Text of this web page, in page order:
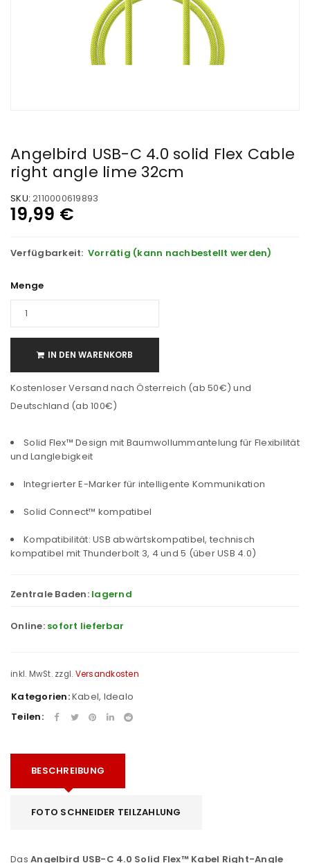
Angelbird USB-C 4.0 solid Flex Cable
right angle lime 32cm
SKU: 2110000619893
19,99 €
Verfügbarkeit: Vorrätig (kann nachbestellt werden)
Menge
IN DEN WARENKORB
Kostenloser Versand nach Österreich (ab 50€) und
Deutschland (ab 100€)
Solid Flex™ Design mit Baumwollummantelung für Flexibilität
und Langlebigkeit
Integrierter E-Marker für intelligente Kommunikation
Solid Connect™ kompatibel
Kompatibilität: USB abwärtskompatibel, technisch
kompatibel mit Thunderbolt 3, 4 und 5 (über USB 4.0)
Zentrale Baden: lagernd
Online: sofort lieferbar
inkl. MwSt. zzgl. Versandkosten
Kategorien:Kabel, Idealo
Teilen:
BESCHREIBUNG
FOTO SCHNEIDER TEILZAHLUNG
Das Angelbird USB-C 4.0 Solid Flex™ Kabel Right-Angle